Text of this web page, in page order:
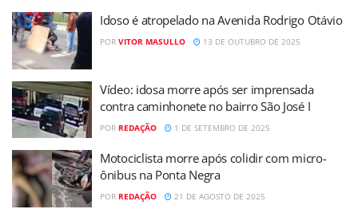
Idoso é atropelado na Avenida Rodrigo Otávio
POR VITOR MASULLO 13 DE OUTUBRO DE 2025
Vídeo: idosa morre após ser imprensada
contra caminhonete no bairro São José I
POR REDAÇÃO 1 DE SETEMBRO DE 2025
Motociclista morre após colidir com micro-
ônibus na Ponta Negra
POR REDAÇÃO 21 DE AGOSTO DE 2025